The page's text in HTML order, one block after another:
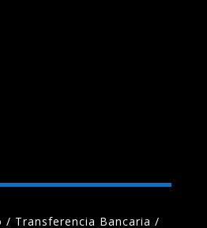
Transferencia Bancaria /